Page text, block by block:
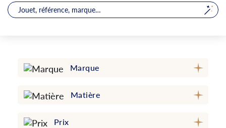
Marque
Matière
Prix